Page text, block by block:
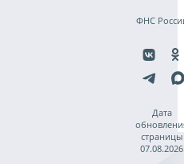
ФНС
Дата
страницы
07.08.2026